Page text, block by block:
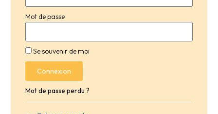
Mot de passe
Se souvenir de moi
Connexion
Mot de passe perdu ?